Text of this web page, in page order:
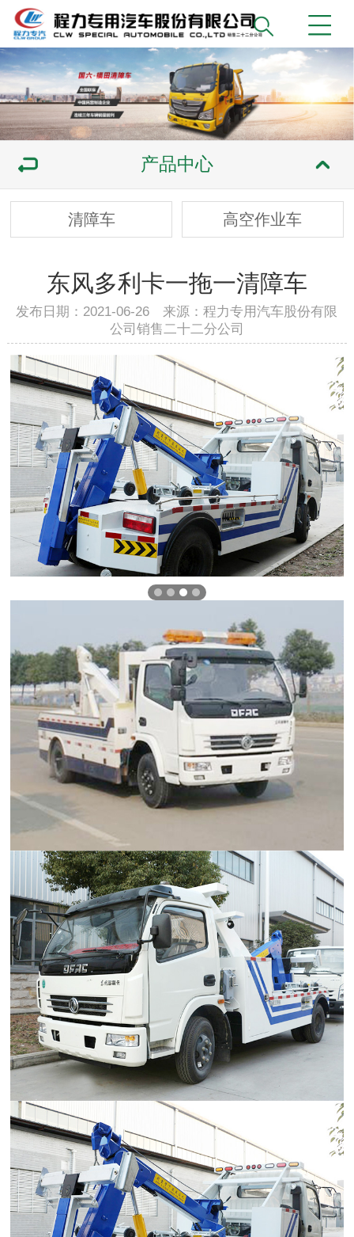
产品中心
清障车 高空作业车
东风多利卡一拖一清障车
发布日期：2021-06-26 来源：程力专用汽车股份有限
公司销售二十二分公司